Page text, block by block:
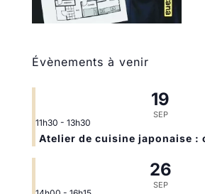
Évènements à venir
19
SEP
11h30 - 13h30
Atelier de cuisine japonaise :
26
SEP